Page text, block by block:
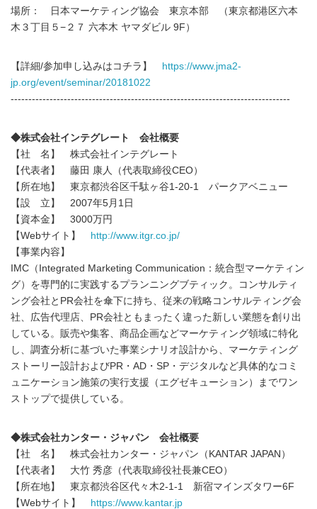
場所： 日本マーケティング協会 東京本部 （東京都港区六本
木３丁目５−２７ 六本木 ヤマダビル 9F）
【詳細/参加申し込みはコチラ】
https://www.jma2-
jp.org/event/seminar/20181022
-------------------------------------------------------------------------------
◆株式会社インテグレート 会社概要
【社 名】 株式会社インテグレート
【代表者】 藤田 康人（代表取締役CEO）
【所在地】 東京都渋谷区千駄ヶ谷1-20-1 パークアベニュー
【設 立】 2007年5月1日
【資本金】 3000万円
【Webサイト】
http://www.itgr.co.jp/
【事業内容】
IMC（Integrated Marketing Communication：統合型マーケティン
グ）を専門的に実践するプランニングブティック。コンサルティ
ング会社とPR会社を傘下に持ち、従来の戦略コンサルティング会
社、広告代理店、PR会社ともまったく違った新しい業態を創り出
している。販売や集客、商品企画などマーケティング領域に特化
し、調査分析に基づいた事業シナリオ設計から、マーケティング
ストーリー設計およびPR・AD・SP・デジタルなど具体的なコミ
ュニケーション施策の実行支援（エグゼキューション）までワン
ストップで提供している。
◆株式会社カンター・ジャパン 会社概要
【社 名】 株式会社カンター・ジャパン（KANTAR JAPAN）
【代表者】 大竹 秀彦（代表取締役社長兼CEO）
【所在地】 東京都渋谷区代々木2-1-1 新宿マインズタワー6F
【Webサイト】
https://www.kantar.jp